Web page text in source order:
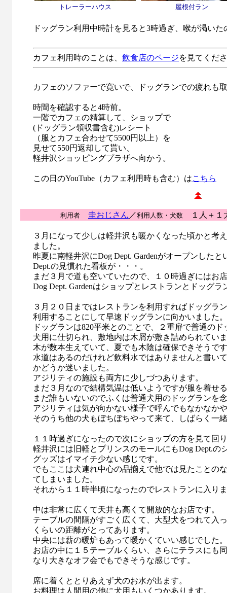
トレーラーハウス 屋根付ラン
ドッグラン利用中時計を見ると3時過ぎ、喉が渇い
カフェ利用時のことは、 飲食店のページを見てくだ
カフェのソファーで寛いで、ドッグランでの疲れも
時間を確認すると4時前。
一階でカフェの精算して、ショップで
(ドッグラン領収書含む)レシート
（服とカフェ合わせて5500円以上）を
見せて550円返却して貰い、
軽井沢ショッピングプラザへ向かう。
この日のYouTube（カフェ利用時も含む）はこちら
利用者 圭おじさん ／利用人数・犬数 １人＋１
３月になって少しは軽井沢も暖かくなった頃かと考
ました。
昨夏に南軽井沢にDog Dept. Gardenがオープンした
Dept.の見慣れた看板が・・・。
まだ３月で道も空いていたので、１０時過ぎにはお
Dog Dept. Gardenはショップとレストランとドッグ
３月２０日まではレストランを利用すればドッグラ
利用することにして早速ドッグランに向かいました。
ドッグランは820平米とのことで、２重扉で普通の
犬用に仕切られ、敷地内は木屑が敷き詰められてい
木が数本生えていて、夏でも木陰は確保できそうで
水道はあるのだけれど飲料水ではありませんと書い
かどうか迷いました。
アジリティの施設も両方に少しづつあります。
まだ３月なので結構気温は低いようですが服を着せ
まだ誰もいないのでふくは普通犬用のドッグランを
アジリティは気が向かない様子で呼んでもなかなか
そのうち他の犬もぼちぼちやって来て、しばらく一
１１時過ぎになったので次にショップの方を見て回
軽井沢には旧軽とプリンスのモールにもDog Dept.の
グッズはイマイチ少ない感じです。
でもここは犬連れ中心の品揃えで他では見たことの
てしまいました。
それから１１時半頃になったのでレストランに入り
中は非常に広くて天井も高くて開放的なお店です。
テーブルの間隔がすごく広くて、大型犬をつれて入
くらいの距離がとってあります。
中央には薪の暖炉もあって暖かくていい感じでした。
お店の中に１５テーブルくらい、さらにテラスにも
なり大きなオフ会でもできそうな感じです。
席に着くととりあえず犬のお水が出ます。
お料理は人間用の他に犬用もいくつかあります。